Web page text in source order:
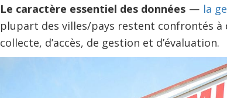
Le caractère essentiel des données — la
plupart des villes/pays restent confrontés
collecte, d’accès, de gestion et d’évaluation.